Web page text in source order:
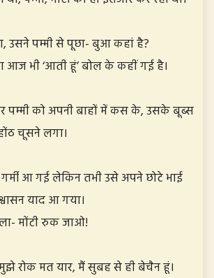
उसने पम्मी से पूछा- बुआ कहां है?
आज भी ‘आती हूं’ बोल के कहीं गई है।
पम्मी को अपनी बाहों में कस के, उसके बूब्स
चूसने लगा।
आ गई लेकिन तभी उसे अपने छोटे भाई
याद आ गया।
मोंटी रुक जाओ!
रोक मत यार, मैं सुबह से ही बेचैन हूं।